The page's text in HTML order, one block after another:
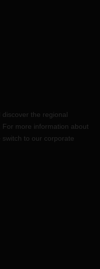
the regional
For more information about
switch to our corporate